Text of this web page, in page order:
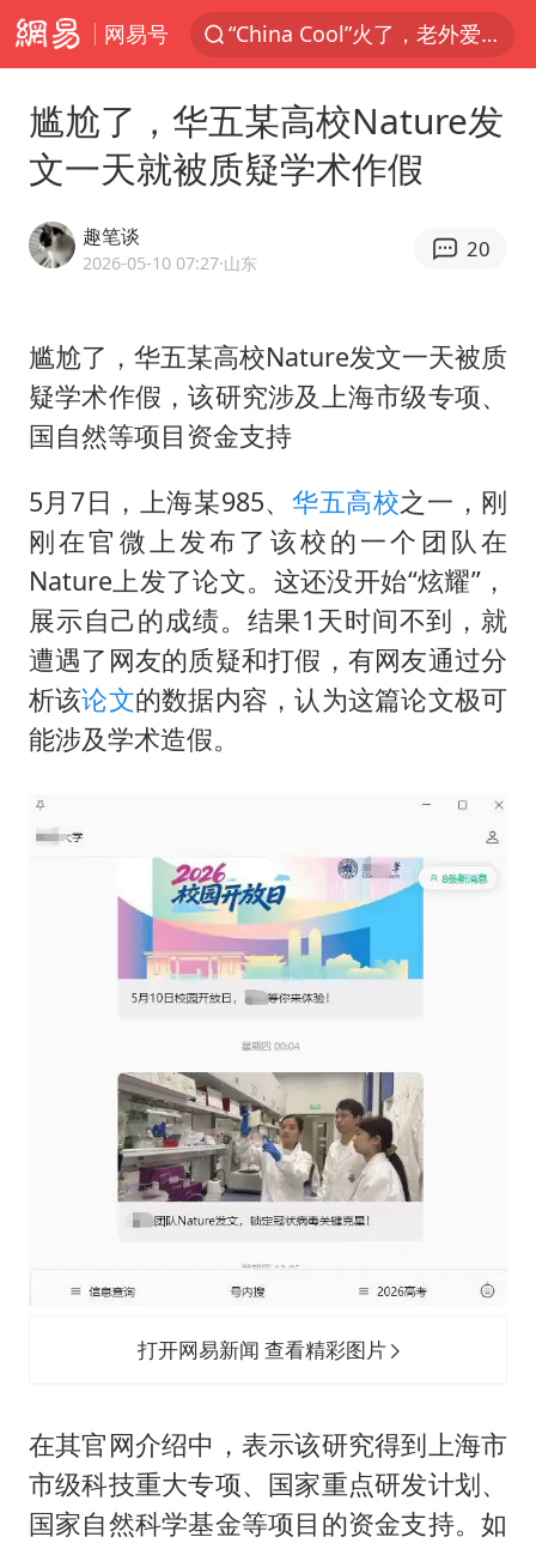
网易号
香港宏福苑火灾或由烟头引起
以媒：穆杰塔巴被紧急送医情况危急
多所高校取消艺考
22岁女生独闯南太行失联12天
今年第二强台风将带来多大影响
张本智和：零封向鹏不意外
上半年国内居民出游人次34.63亿
浙江最强风雨时段已锁定
万岁山接盘烂尾恒大文旅城
老人被城管撞倒后离世亲属质疑记录仪
多所幼师院校开设养老专业
薛之谦杭州站演唱会取消
尴尬了，华五某高校Nature发
文一天就被质疑学术作假
趣笔谈
2026-05-10 07:27·山东
20
尴尬了，华五某高校Nature发文一天被质
疑学术作假，该研究涉及上海市级专项、
国自然等项目资金支持
5月7日，上海某985、 华五高校之一，刚
刚在官微上发布了该校的一个团队在
Nature上发了论文。这还没开始“炫耀”，
展示自己的成绩。结果1天时间不到，就
遭遇了网友的质疑和打假，有网友通过分
析该论文的数据内容，认为这篇论文极可
能涉及学术造假。
打开网易新闻 查看精彩图片
在其官网介绍中，表示该研究得到上海市
市级科技重大专项、国家重点研发计划、
国家自然科学基金等项目的资金支持。如